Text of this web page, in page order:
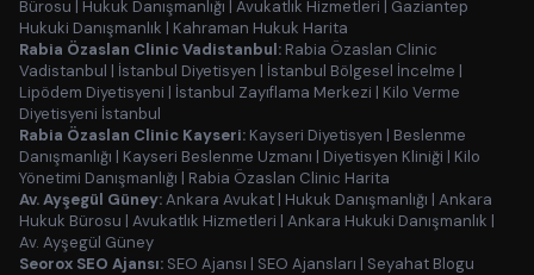
Bürosu | Hukuk Danışmanlığı | Avukatlık Hizmetleri | Gaziantep
Hukuki Danışmanlık | Kahraman Hukuk Harita
Rabia Özaslan Clinic Vadistanbul: Rabia Özaslan Clinic
Vadistanbul | İstanbul Diyetisyen | İstanbul Bölgesel İncelme |
Lipödem Diyetisyeni | İstanbul Zayıflama Merkezi | Kilo Verme
Diyetisyeni İstanbul
Rabia Özaslan Clinic Kayseri: Kayseri Diyetisyen | Beslenme
Danışmanlığı | Kayseri Beslenme Uzmanı | Diyetisyen Kliniği | Kilo
Yönetimi Danışmanlığı | Rabia Özaslan Clinic Harita
Av. Ayşegül Güney:Ankara Avukat | Hukuk Danışmanlığı | Ankara
Hukuk Bürosu | Avukatlık Hizmetleri | Ankara Hukuki Danışmanlık |
Av. Ayşegül Güney
Seorox SEO Ajansı: SEO Ajansı | SEO Ajansları | Seyahat Blogu